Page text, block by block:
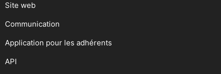
Site web
Communication
Application pour les adhérents
API